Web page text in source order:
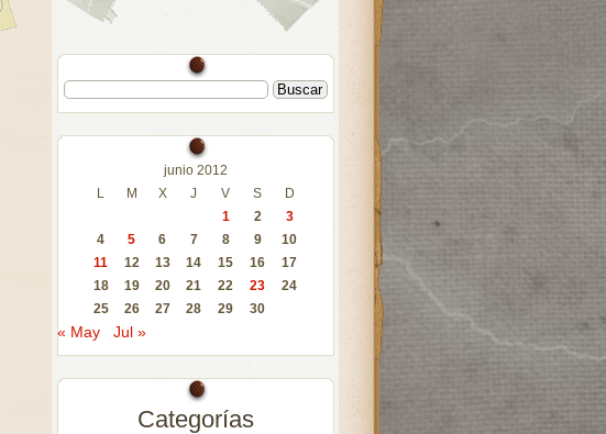
junio 2012
L
M X J V S
D
1
2
3
4
5 6 7 8 9
10
11
12 13 14 15 16
17
18
19 20 21 22 23
24
25
26 27 28 29 30
« May Jul »
Categorías